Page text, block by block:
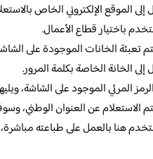
إلى الموقع الإلكتروني الخاص
باختيار قطاع الأعمال.
تعبئة الخانات الموجودة على
إلى الخانة الخاصة بكلمة المرور.
المرئي الموجود على الشاشة،
الاستعلام عن العنوان الوطني،
هنا بالعمل على طباعته